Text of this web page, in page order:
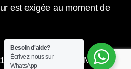
est exigée au moment de
2024 © LA VENDIMIA
Besoin d'aide?
Écrivez-nous sur
WhatsApp